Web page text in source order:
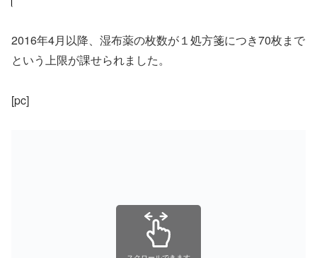
2016年4月以降、湿布薬の枚数が１処方箋につき70枚まで
という上限が課せられました。
[pc]